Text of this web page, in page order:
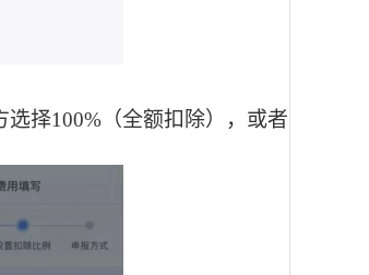
选择100%（全额扣除），或者